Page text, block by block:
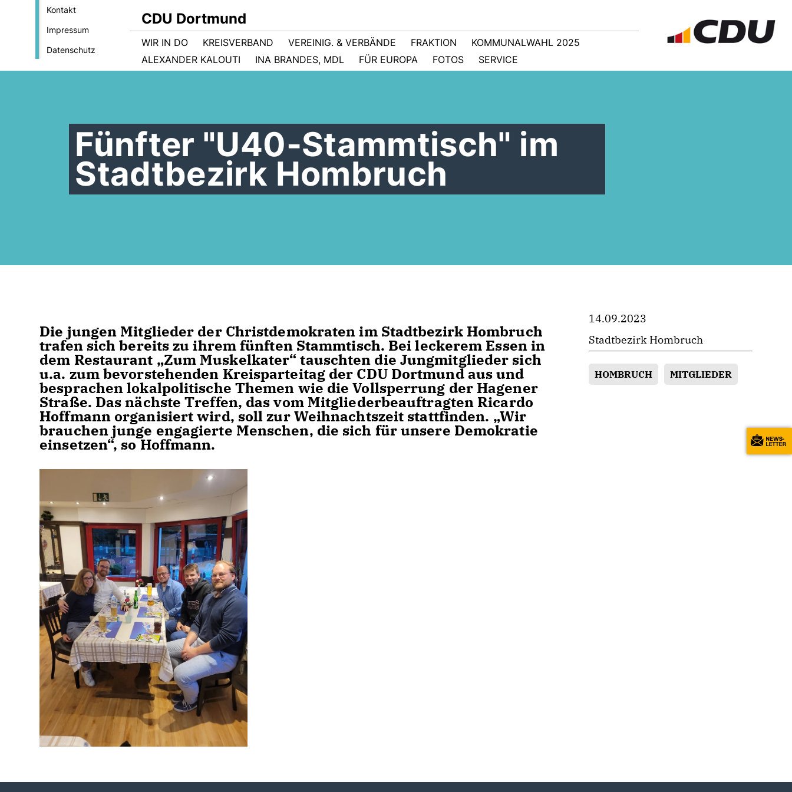
Kontakt
Impressum
Datenschutz
CDU Dortmund
WIR IN DO KREISVERBAND VEREINIG. & VERBÄNDE FRAKTION
KOMMUNALWAHL 2025
ALEXANDER KALOUTI
INA BRANDES, MDL FÜR EUROPA FOTOS SERVICE
Fünfter "U40-Stammtisch" im
Stadtbezirk Hombruch
Die jungen Mitglieder der Christdemokraten im Stadtbezirk Hombruch
trafen sich bereits zu ihrem fünften Stammtisch. Bei leckerem Essen in
dem Restaurant „Zum Muskelkater“ tauschten die Jungmitglieder sich
u.a. zum bevorstehenden Kreisparteitag der CDU Dortmund aus und
besprachen lokalpolitische Themen wie die Vollsperrung der Hagener
Straße. Das nächste Treffen, das vom Mitgliederbeauftragten Ricardo
Hoffmann organisiert wird, soll zur Weihnachtszeit stattfinden. „Wir
brauchen junge engagierte Menschen, die sich für unsere Demokratie
einsetzen“, so Hoffmann.
14.09.2023
Stadtbezirk Hombruch
HOMBRUCH MITGLIEDER